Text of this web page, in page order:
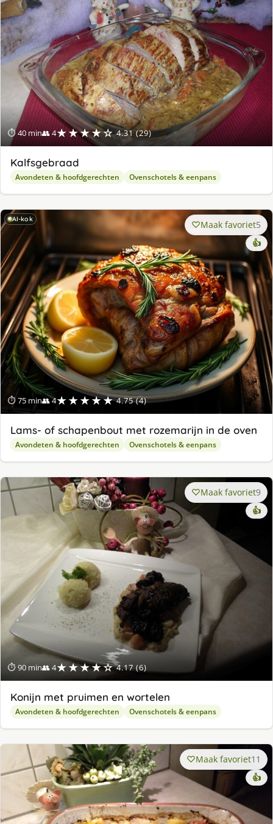
⏱ 40 min👥 4★★★★☆ 4.31 (29)
Kalfsgebraad
Avondeten & hoofdgerechten Ovenschotels & eenpans
AI-kok
⏱ 75 min👥 4★★★★★ 4.75 (4)
Maak favoriet5
👍
Lams- of schapenbout met rozemarijn in de oven
Avondeten & hoofdgerechten Ovenschotels & eenpans
⏱ 90 min👥 4★★★★☆ 4.17 (6)
Maak favoriet9
👍
Konijn met pruimen en wortelen
Avondeten & hoofdgerechten Ovenschotels & eenpans
Maak favoriet11
👍